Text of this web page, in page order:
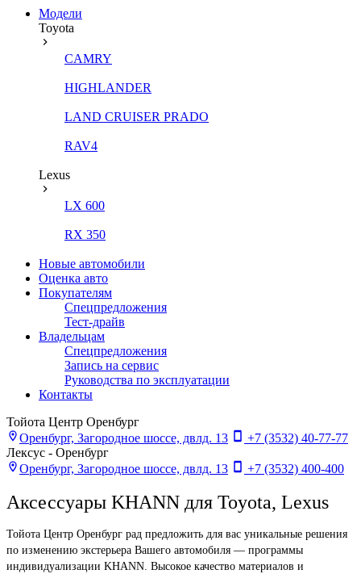
Модели
Toyota
CAMRY
HIGHLANDER
LAND CRUISER PRADO
RAV4
Lexus
LX 600
RX 350
Новые автомобили
Оценка авто
Покупателям
Спецпредложения
Тест-драйв
Владельцам
Спецпредложения
Запись на сервис
Руководства по эксплуатации
Контакты
Тойота Центр Оренбург
Оренбург, Загородное шоссе, двлд. 13
+7 (3532) 40-77-77
Лексус - Оренбург
Оренбург, Загородное шоссе, двлд. 13
+7 (3532) 400-400
Аксессуары KHANN для Toyota, Lexus
Тойота Центр Оренбург рад предложить для вас уникальные решения
по изменению экстерьера Вашего автомобиля — программы
индивидуализации KHANN. Высокое качество материалов и